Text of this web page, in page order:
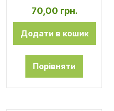
70,00 грн.
Додати в кошик
Порівняти